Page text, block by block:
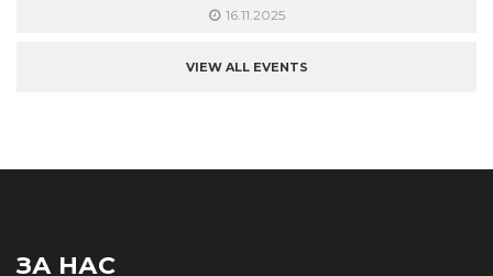
16.11.2025
VIEW ALL EVENTS
ЗА НАС